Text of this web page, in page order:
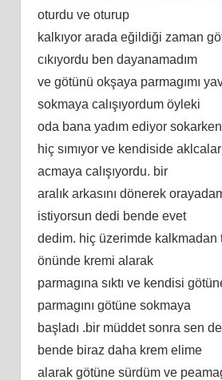
oturdu ve oturup
kalkıyor arada eğildiği zaman
cıkıyordu ben dayanamadım
ve götünü okşaya parmagımı
sokmaya calışıyordum öyleki
oda bana yadım ediyor
hiç sımıyor ve kendiside
acmaya calışıyordu. bir
aralık arkasını dönerek
istiyorsun dedi bende evet
dedim. hiç üzerimde kalkmadan
önünde kremi alarak
parmagına sıktı ve kendisi
parmagını götüne sokmaya
başladı .bir müddet sonra sen
bende biraz daha krem elime
alarak götüne sürdüm ve